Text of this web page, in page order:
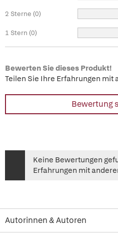
2 Sterne (0)
1 Stern (0)
Bewerten Sie dieses Produkt!
Teilen Sie Ihre Erfahrungen mit
Bewertung
Keine Bewertungen
Erfahrungen mit
Autorinnen & Autoren